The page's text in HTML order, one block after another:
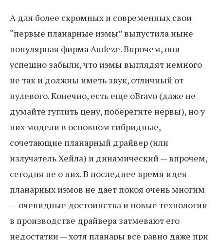
А для более скромных и современных свои
“первые планарные иэмы” выпустила ныне
популярная фирма Audeze. Впрочем, они
успешно забыли, что иэмы выглядят немного
не так и должны иметь звук, отличный от
нулевого. Конечно, есть еще oBravo (даже не
думайте гуглить цену, поберегите нервы), но у
них модели в основном гибридные,
сочетающие планарный драйвер (или
излучатель Хейла) и динамический — впрочем,
сегодня не о них. В последнее время идея
планарных иэмов не дает покоя очень многим
— очевидные достоинства и новые технологии
в производстве драйвера затмевают его
недостатки — хотя планары все равно даже при